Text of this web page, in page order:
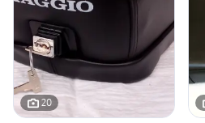
20